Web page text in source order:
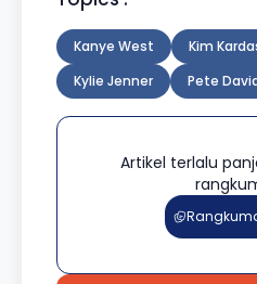
Kanye West Kim
Kylie Jenner
Pete
Artikel terlalu